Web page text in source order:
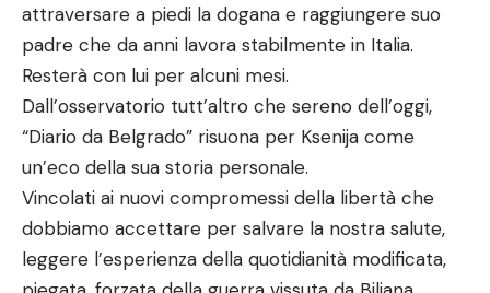
attraversare a piedi la dogana e raggiungere suo
padre che da anni lavora stabilmente in Italia.
Resterà con lui per alcuni mesi.
Dall’osservatorio tutt’altro che sereno dell’oggi,
“Diario da Belgrado” risuona per Ksenija come
un’eco della sua storia personale.
Vincolati ai nuovi compromessi della libertà che
dobbiamo accettare per salvare la nostra salute,
leggere l’esperienza della quotidianità modificata,